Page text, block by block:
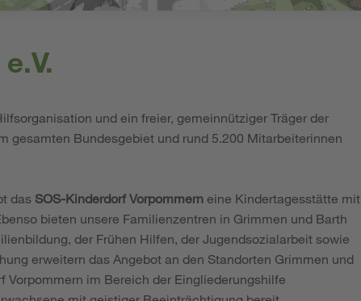
und ein freier, gemeinnütziger Träger der
gesamten Bundesgebiet und rund 5.200 Mitarbeiterinnen
das SOS-Kinderdorf Vorpommern eine Kindertagesstätte mit
bieten unsere Familienzentren in Grimmen und Barth
der Frühen Hilfen, der Jugendsozialarbeit sowie
erweitern das Angebot an den Standorten Grimmen und
Vorpommern im Bereich der Eingliederungshilfe